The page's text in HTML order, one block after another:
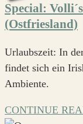
Special:
(Ostfriesland)
Urlaubszeit: In
findet sich ein
Ambiente.
CONTINUE